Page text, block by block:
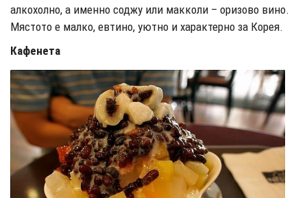
алкохолно, а именно соджу или макколи – оризово вино.
Мястото е малко, евтино, уютно и характерно за Корея.
Кафенета